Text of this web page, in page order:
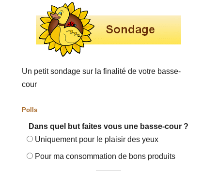
Un petit sondage sur la finalité de votre basse-
cour
Polls
Dans quel but faites vous une basse-cour ?
Uniquement pour le plaisir des yeux
Pour ma consommation de bons produits